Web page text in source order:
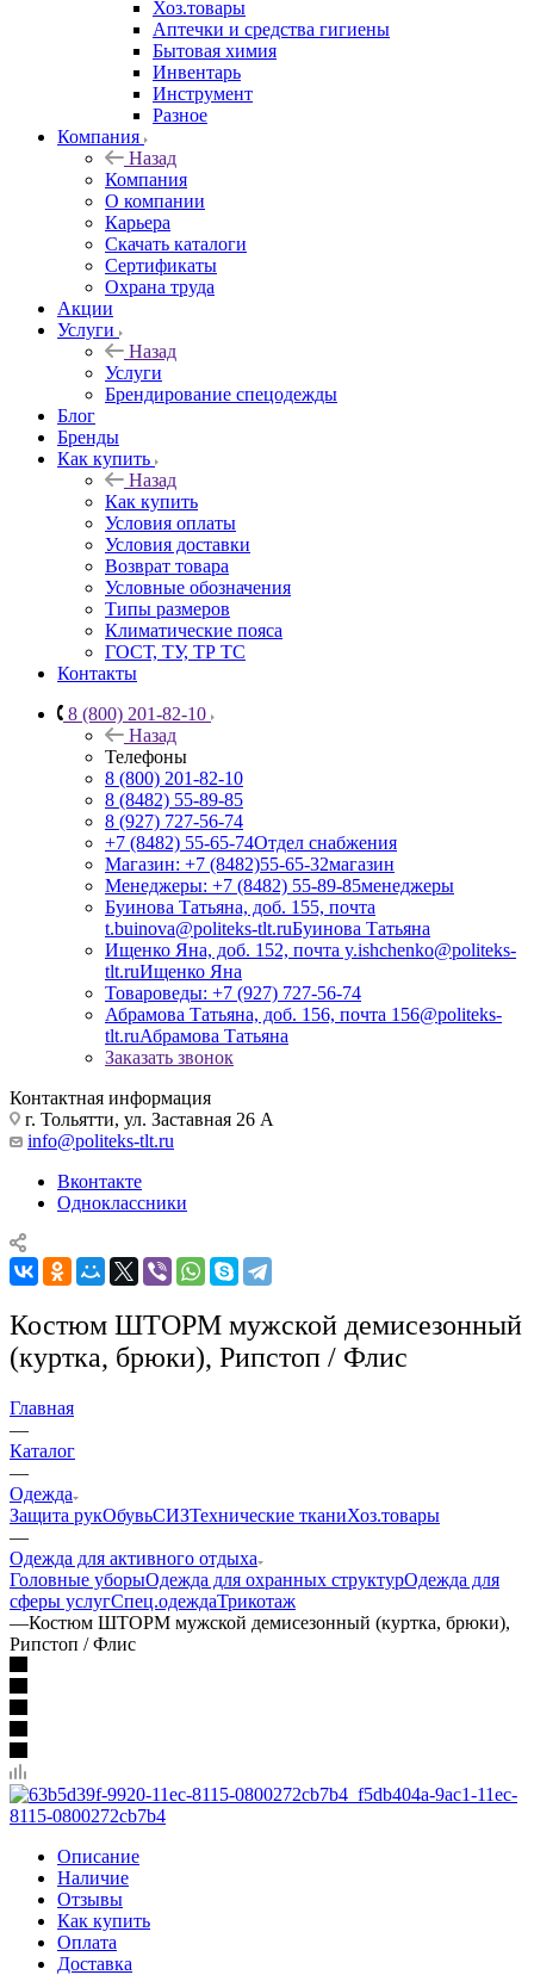
Хоз.товары
Аптечки и средства гигиены
Бытовая химия
Инвентарь
Инструмент
Разное
Компания
Назад
Компания
О компании
Карьера
Cкачать каталоги
Сертификаты
Охрана труда
Акции
Услуги
Назад
Услуги
Брендирование спецодежды
Блог
Бренды
Как купить
Назад
Как купить
Условия оплаты
Условия доставки
Возврат товара
Условные обозначения
Типы размеров
Климатические пояса
ГОСТ, ТУ, ТР ТС
Контакты
8 (800) 201-82-10
Назад
Телефоны
8 (800) 201-82-10
8 (8482) 55-89-85
8 (927) 727-56-74
+7 (8482) 55-65-74Отдел снабжения
Магазин: +7 (8482)55-65-32магазин
Менеджеры: +7 (8482) 55-89-85менеджеры
Буинова Татьяна, доб. 155, почта
t.buinova@politeks-tlt.ruБуинова Татьяна
Ищенко Яна, доб. 152, почта y.ishchenko@politeks-
tlt.ruИщенко Яна
Товароведы: +7 (927) 727-56-74
Абрамова Татьяна, доб. 156, почта 156@politeks-
tlt.ruАбрамова Татьяна
Заказать звонок
Контактная информация
г. Тольятти, ул. Заставная 26 А
info@politeks-tlt.ru
Вконтакте
Одноклассники
Костюм ШТОРМ мужской демисезонный
(куртка, брюки), Рипстоп / Флис
Главная
—
Каталог
—
Одежда
Защита рукОбувьСИЗТехнические тканиХоз.товары
—
Одежда для активного отдыха
Головные уборыОдежда для охранных структурОдежда для
сферы услугСпец.одеждаТрикотаж
—Костюм ШТОРМ мужской демисезонный (куртка, брюки),
Рипстоп / Флис
Описание
Наличие
Отзывы
Как купить
Оплата
Доставка